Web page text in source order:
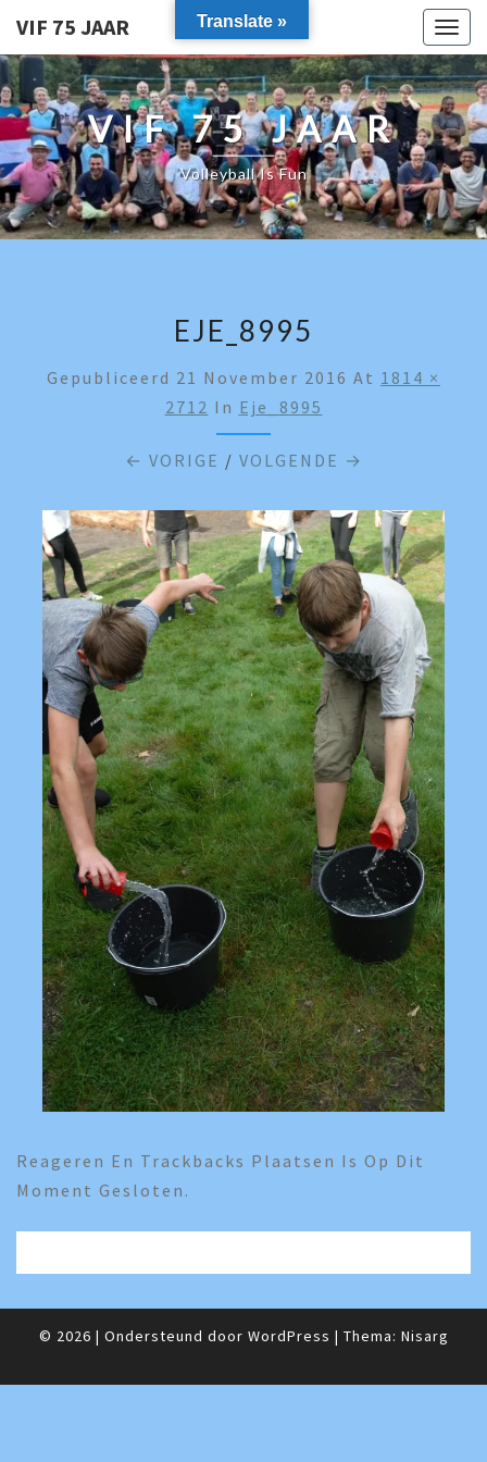
VIF 75 JAAR
VIF 75 JAAR
Volleyball Is Fun
EJE_8995
Gepubliceerd 21 November 2016 At 1814 ×
2712 In Eje_8995
← VORIGE / VOLGENDE →
Reageren En Trackbacks Plaatsen Is Op Dit
Moment Gesloten.
© 2026 | Ondersteund door WordPress | Thema: Nisarg
Translate »